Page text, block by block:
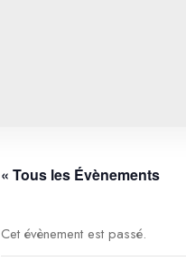
« Tous les Évènements
Cet évènement est passé.